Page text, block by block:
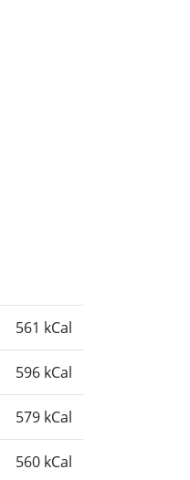
561 kCal
596 kCal
579 kCal
560 kCal